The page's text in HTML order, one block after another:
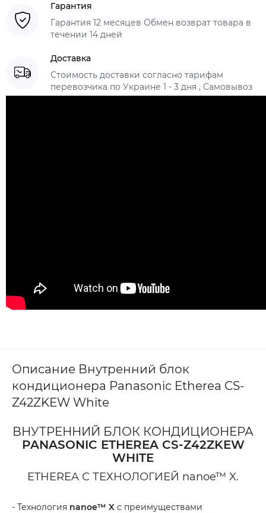
Гарантия
Гарантия 12 месяцев Обмен возврат товара в
течении 14 дней
Доставка
Стоимость доставки согласно тарифам
перевозчика по Украине 1 - 3 дня , Самовывоз
Описание Внутренний блок
кондиционера Panasonic Etherea CS-
Z42ZKEW White
ВНУТРЕННИЙ БЛОК КОНДИЦИОНЕРА
PANASONIC ETHEREA CS-Z42ZKEW
WHITE
ETHEREA С ТЕХНОЛОГИЕЙ nanoe™ X.
- Технология nanoe™ X с преимуществами